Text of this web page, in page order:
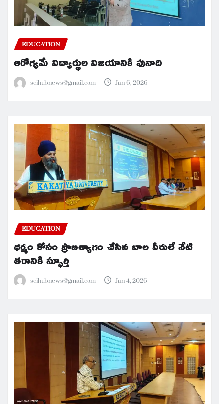
EDUCATION
ఆరోగ్యమే విద్యార్థుల విజయానికి పునాది
scihubnews@gmail.com Jan 6, 2026
EDUCATION
ధర్మం కోసం ప్రాణత్యాగం చేసిన బాల వీరులే నేటి
తరానికి స్ఫూర్తి
scihubnews@gmail.com Jan 4, 2026